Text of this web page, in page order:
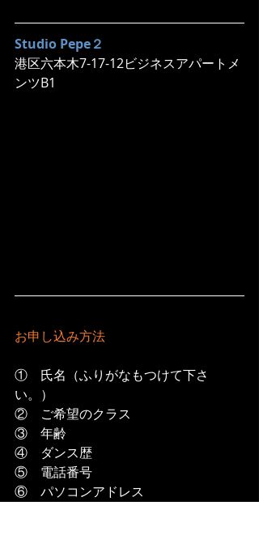
Studio Pepe２
港区六本木7-17-12ビジネスアパートメ
ンツB1
お申し込み方法
①　氏名（ふりがなもつけて下さ
い。）
②　ご希望のクラス
③　年齢
④　ダンス歴
⑤　電話番号
⑥　パソコンアドレス